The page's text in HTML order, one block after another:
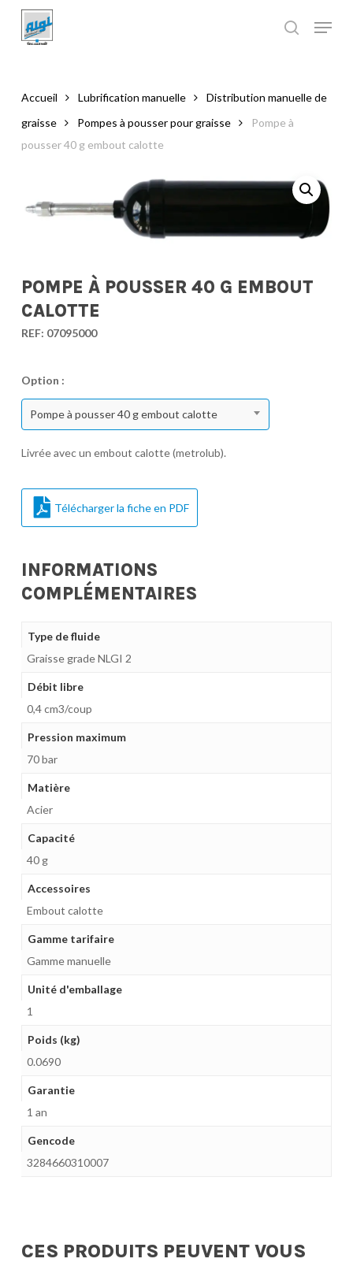
main
Accueil Lubrification manuelle
Distribution manuelle de
graisse
Pompes à pousser pour graisse
Pompe à
pousser 40 g embout calotte
POMPE À POUSSER 40 G EMBOUT
CALOTTE
REF: 07095000
Option :
Pompe à pousser 40 g embout calotte
Livrée avec un embout calotte (metrolub).
Télécharger la fiche en PDF
INFORMATIONS
COMPLÉMENTAIRES
Type de fluide
Graisse grade NLGI 2
Débit libre
0,4 cm3/coup
Pression maximum
70 bar
Matière
Acier
Capacité
40 g
Accessoires
Embout calotte
Gamme tarifaire
Gamme manuelle
Unité d'emballage
1
Poids (kg)
0.0690
Garantie
1 an
Gencode
3284660310007
CES PRODUITS PEUVENT VOUS